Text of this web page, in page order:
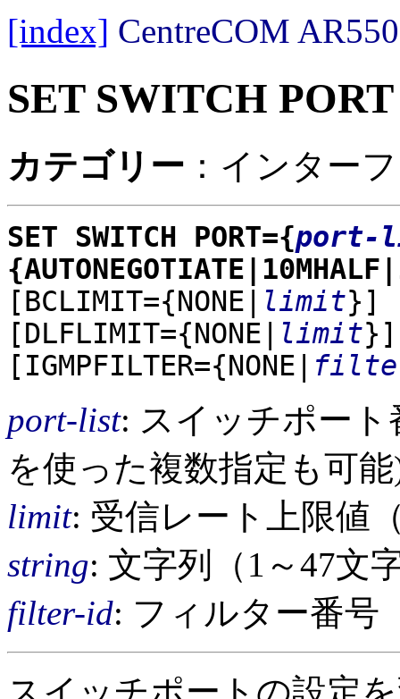
[index] CentreCOM
SET SWITCH PORT
カテゴリー ：インター
SET SWITCH PORT={port-
[BCLIMIT={NONE|
limit}]
[DLFLIMIT={NONE|
limit}]
[IGMPFILTER={NONE|
port-list: スイッチポー
を使った複数指定も可
limit: 受信レート上限値
string: 文字列（1～47文
filter-id: フィルター番号
スイッチポートの設定